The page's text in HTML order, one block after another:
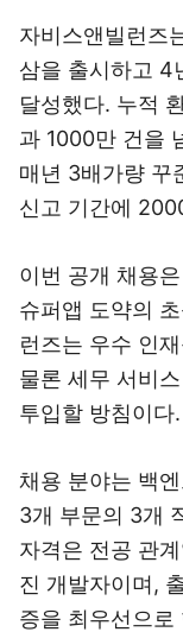
자비스앤빌런즈
삼을 출시하고 4
달성했다. 누적
과 1000만 건을
매년 3배가량 꾸
신고 기간에
이번 공개 채용
슈퍼앱 도약의
런즈는 우수 인
물론 세무 서비
투입할 방침이다.
채용 분야는 백
3개 부문의 3개
자격은 전공 관
진 개발자이며,
증을 최우선으